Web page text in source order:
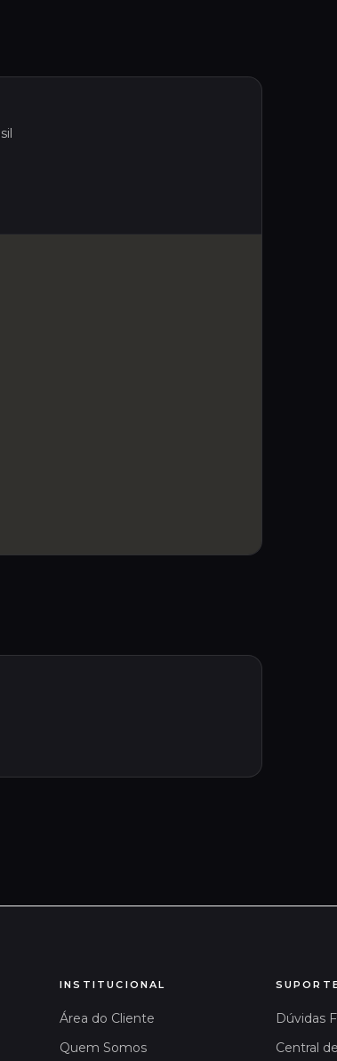
INSTITUCIONAL
Área do Cliente
Quem Somos
Dúvidas
Central